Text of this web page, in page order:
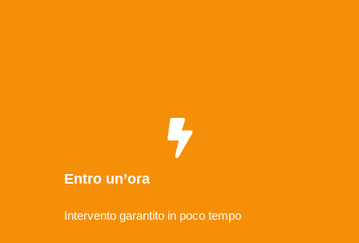
Entro un’ora
Intervento garantito in poco tempo